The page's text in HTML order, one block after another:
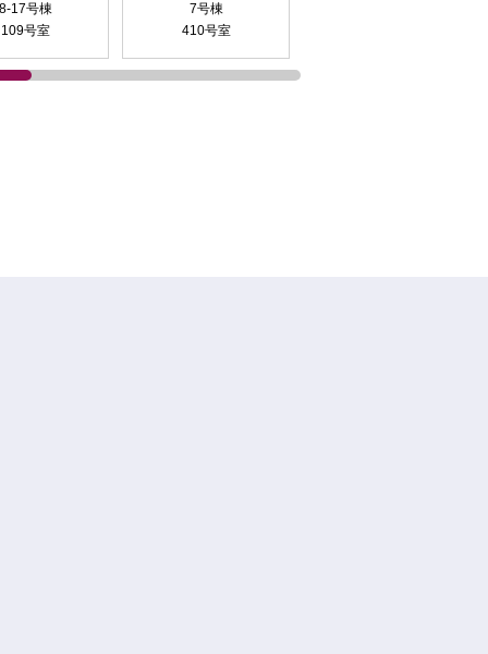
17号棟
109号室
7号棟
410号室